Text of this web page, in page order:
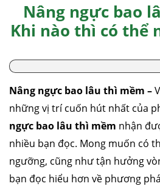
Nâng ngực bao
Khi nào thì có thể
Nâng ngực bao lâu thì mềm –
những vị trí cuốn hút nhất của
ngực bao lâu thì mềm nhận
nhiều bạn đọc. Mong muốn có
ngưỡng, cũng như tận hưởng
bạn đọc hiểu hơn về phương